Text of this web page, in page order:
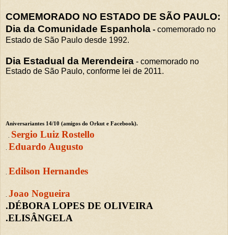
COMEMORADO NO ESTADO DE SÃO PAULO:
Dia da Comunidade Espanhola - comemorado no
Estado de São Paulo desde 1992.
Dia Estadual da Merendeira - comemorado no
Estado de São Paulo, conforme lei de 2011.
Aniversariantes 14/10 (amigos do Orkut e Facebook).
Sergio Luiz Rostello
Eduardo Augusto
Edilson Hernandes
Joao Nogueira
.DÉBORA LOPES DE OLIVEIRA
.ELISÂNGELA